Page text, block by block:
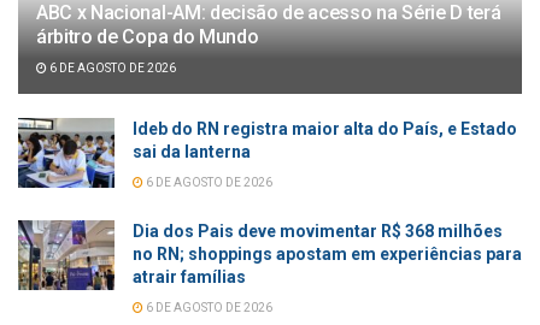
ABC x Nacional-AM: decisão de acesso na Série D terá
árbitro de Copa do Mundo
6 DE AGOSTO DE 2026
Ideb do RN registra maior alta do País, e Estado
sai da lanterna
6 DE AGOSTO DE 2026
Dia dos Pais deve movimentar R$ 368 milhões
no RN; shoppings apostam em experiências para
atrair famílias
6 DE AGOSTO DE 2026